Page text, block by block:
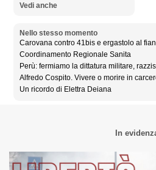
Vedi anche
Nello stesso momento
Carovana contro 41bis e ergastolo al
Coordinamento Regionale Sanita
Perù: fermiamo la dittatura militare,
Alfredo Cospito. Vivere o morire in
Un ricordo di Elettra Deiana
In